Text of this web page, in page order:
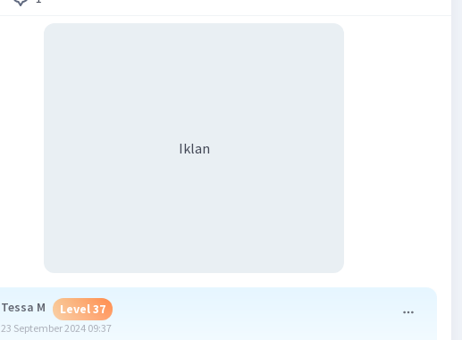
Iklan
Tessa M Level 37
23 September 2024 09:37